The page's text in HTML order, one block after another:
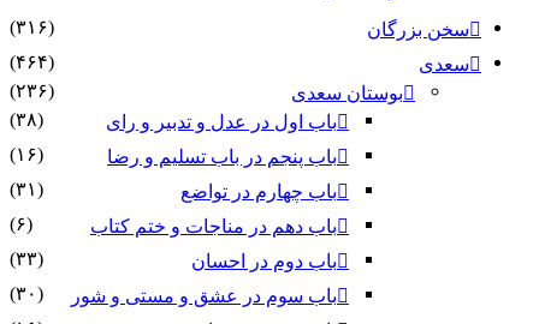
سخن بزرگان
(۳۱۶)
سعدی
(۴۶۴)
بوستان سعدی
(۲۳۶)
باب اول در عدل و تدبیر و رای
(۳۸)
باب پنجم در باب تسلیم و رضا
(۱۶)
باب چهارم در تواضع
(۳۱)
باب دهم در مناجات و ختم کتاب
(۶)
باب دوم در احسان
(۳۳)
باب سوم در عشق و مستی و شور
(۳۰)